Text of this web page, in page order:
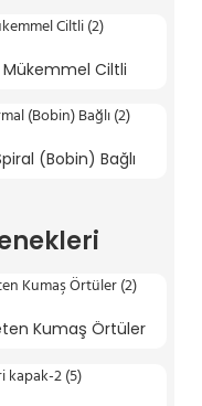
Mükemmel Ciltli
(Bobin) Bağlı
Kumaş Örtüler